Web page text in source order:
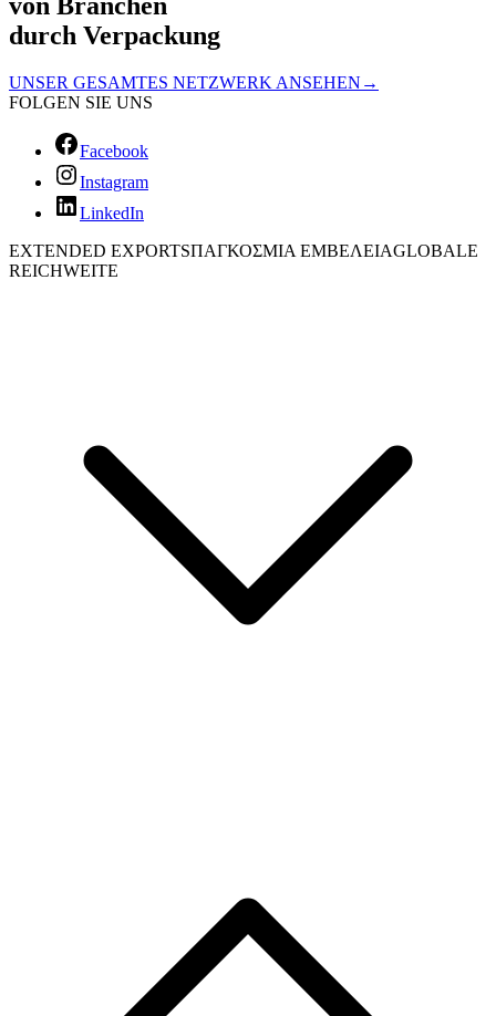
durch Verpackung
UNSER GESAMTES NETZWERK ANSEHEN →
FOLGEN SIE UNS
Facebook
Instagram
LinkedIn
EXTENDED EXPORTSΠΑΓΚΟΣΜΙΑ ΕΜΒΕΛΕΙΑGLOBALE
REICHWEITE